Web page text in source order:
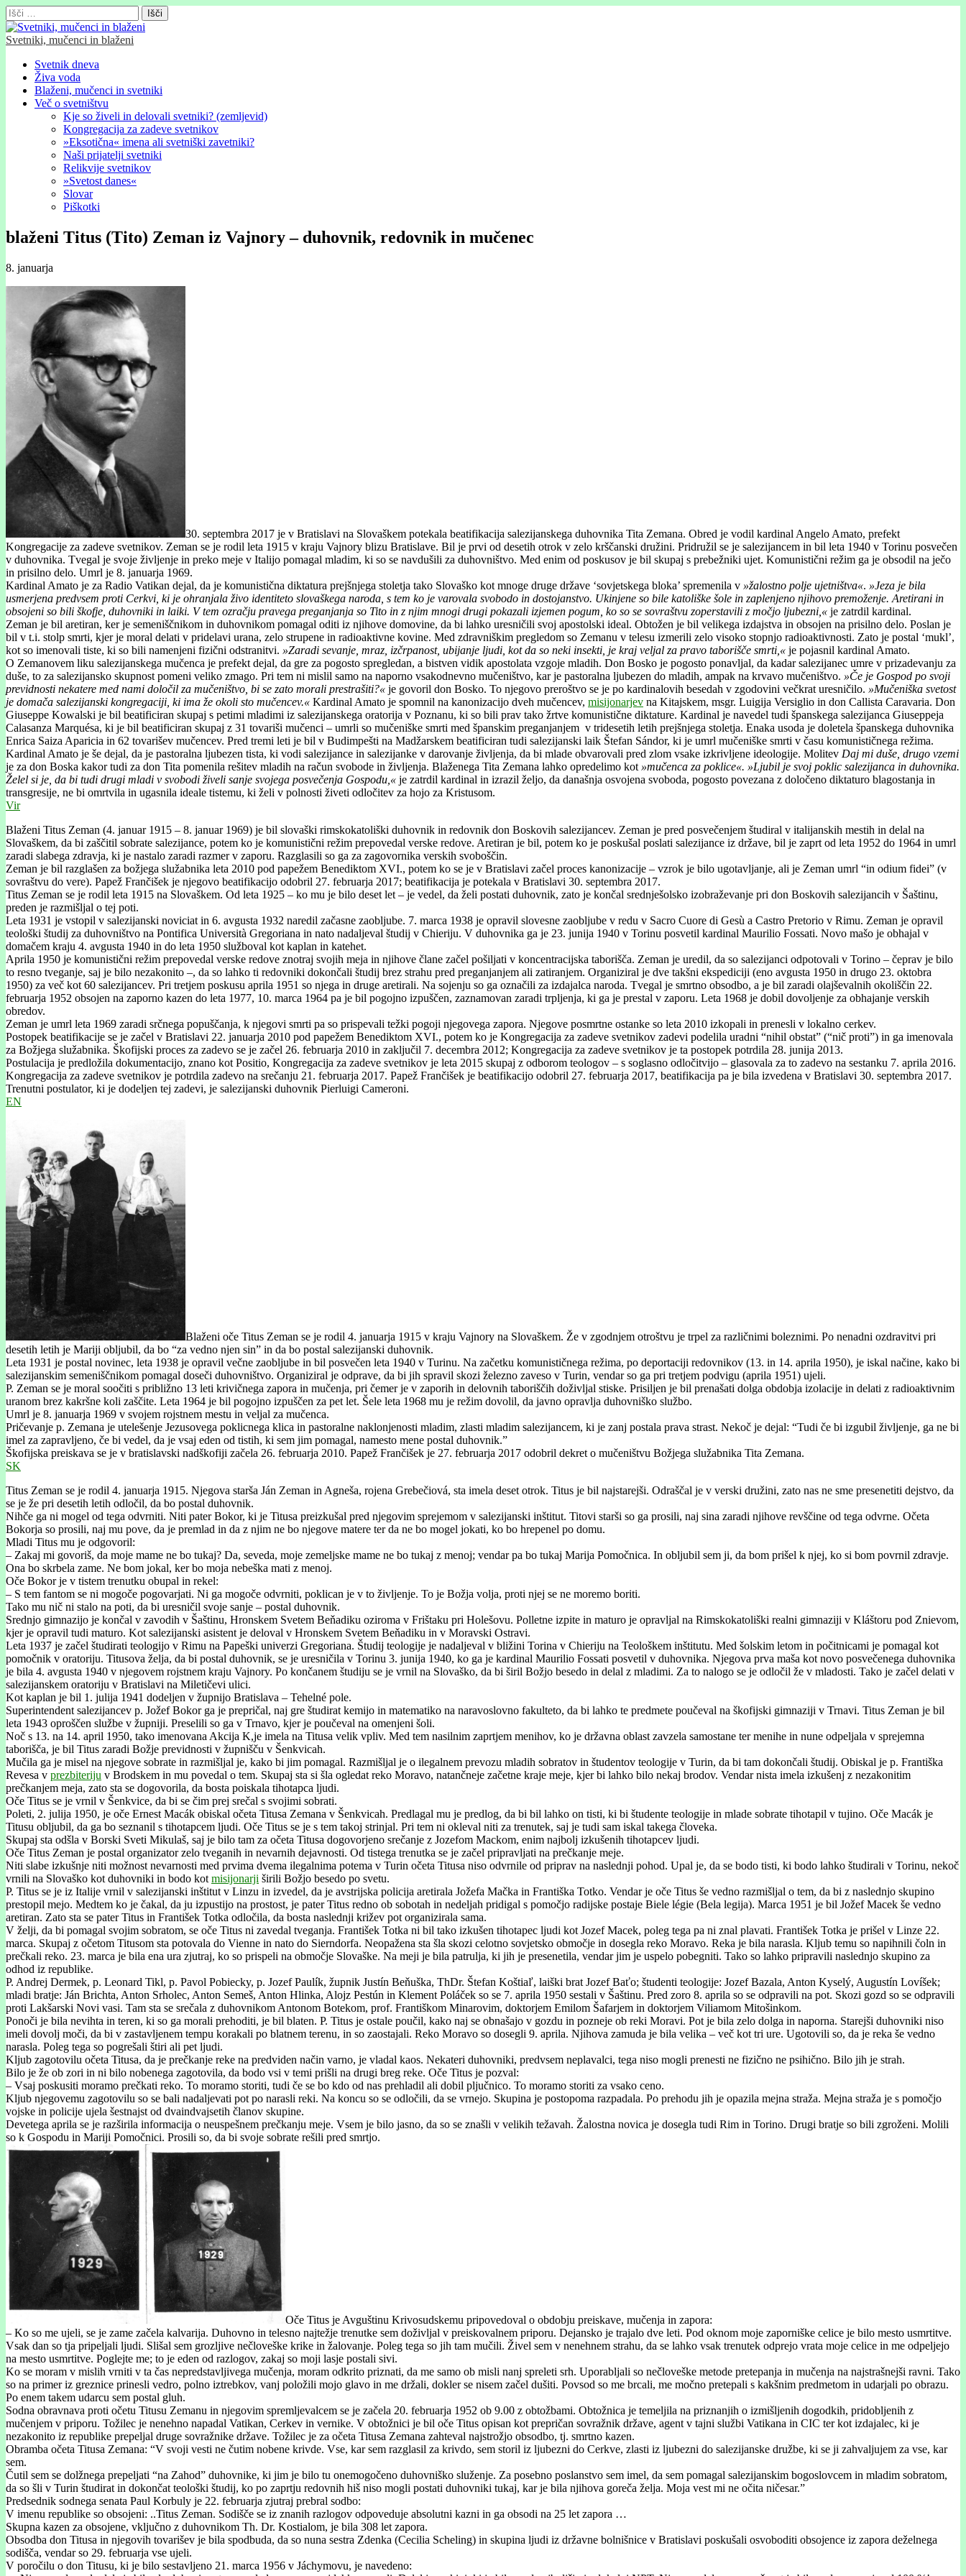
Išči:
Svetniki, mučenci in blaženi
Glavni
meni
Skip
content
Svetnik dneva
Živa voda
Blaženi, mučenci in svetniki
Več o svetništvu
Kje so živeli in delovali svetniki? (zemljevid)
Kongregacija za zadeve svetnikov
»Eksotična« imena ali svetniški zavetniki?
Naši prijatelji svetniki
Relikvije svetnikov
»Svetost danes«
Slovar
Piškotki
blaženi Titus (Tito) Zeman iz Vajnory – duhovnik, redovnik in mučenec
8. januarja
30. septembra 2017 je v Bratislavi na Slovaškem potekala beatifikacija salezijanskega duhovnika Tita Zemana. Obred je vodil kardinal Angelo Amato, prefekt
Kongregacije za zadeve svetnikov. Zeman se je rodil leta 1915 v kraju Vajnory blizu Bratislave. Bil je prvi od desetih otrok v zelo krščanski družini. Pridružil se je salezijancem in bil leta 1940 v Torinu posvečen
v duhovnika. Tvegal je svoje življenje in preko meje v Italijo pomagal mladim, ki so se navdušili za duhovništvo. Med enim od poskusov je bil skupaj s prebežniki ujet. Komunistični režim ga je obsodil na ječo
in prisilno delo. Umrl je 8. januarja 1969.
Kardinal Amato je za Radio Vatikan dejal, da je komunistična diktatura prejšnjega stoletja tako Slovaško kot mnoge druge države ‘sovjetskega bloka’ spremenila v »žalostno polje ujetništva«. »Jeza je bila
usmerjena predvsem proti Cerkvi, ki je ohranjala živo identiteto slovaškega naroda, s tem ko je varovala svobodo in dostojanstvo. Ukinjene so bile katoliške šole in zaplenjeno njihovo premoženje. Aretirani in
obsojeni so bili škofje, duhovniki in laiki. V tem ozračju pravega preganjanja so Tito in z njim mnogi drugi pokazali izjemen pogum, ko so se sovraštvu zoperstavili z močjo ljubezni,« je zatrdil kardinal.
Zeman je bil aretiran, ker je semeniščnikom in duhovnikom pomagal oditi iz njihove domovine, da bi lahko uresničili svoj apostolski ideal. Obtožen je bil velikega izdajstva in obsojen na prisilno delo. Poslan je
bil v t.i. stolp smrti, kjer je moral delati v pridelavi urana, zelo strupene in radioaktivne kovine. Med zdravniškim pregledom so Zemanu v telesu izmerili zelo visoko stopnjo radioaktivnosti. Zato je postal ‘mukl’,
kot so imenovali tiste, ki so bili namenjeni fizični odstranitvi. »Zaradi sevanje, mraz, izčrpanost, ubijanje ljudi, kot da so neki insekti, je kraj veljal za pravo taborišče smrti,« je pojasnil kardinal Amato.
O Zemanovem liku salezijanskega mučenca je prefekt dejal, da gre za pogosto spregledan, a bistven vidik apostolata vzgoje mladih. Don Bosko je pogosto ponavljal, da kadar salezijanec umre v prizadevanju za
duše, to za salezijansko skupnost pomeni veliko zmago. Pri tem ni mislil samo na naporno vsakodnevno mučeništvo, kar je pastoralna ljubezen do mladih, ampak na krvavo mučeništvo. »Če je Gospod po svoji
previdnosti nekatere med nami določil za mučeništvo, bi se zato morali prestrašiti?« je govoril don Bosko. To njegovo preroštvo se je po kardinalovih besedah v zgodovini večkrat uresničilo. »Mučeniška svetost
je domača salezijanski kongregaciji, ki ima že okoli sto mučencev.« Kardinal Amato je spomnil na kanonizacijo dveh mučencev, misijonarjev na Kitajskem, msgr. Luigija Versiglio in don Callista Caravaria. Don
Giuseppe Kowalski je bil beatificiran skupaj s petimi mladimi iz salezijanskega oratorija v Poznanu, ki so bili prav tako žrtve komunistične diktature. Kardinal je navedel tudi španskega salezijanca Giuseppeja
Calasanza Marquésa, ki je bil beatificiran skupaj z 31 tovariši mučenci – umrli so mučeniške smrti med španskim preganjanjem v tridesetih letih prejšnjega stoletja. Enaka usoda je doletela španskega duhovnika
Enrica Saiza Aparicia in 62 tovarišev mučencev. Pred tremi leti je bil v Budimpešti na Madžarskem beatificiran tudi salezijanski laik Štefan Sándor, ki je umrl mučeniške smrti v času komunističnega režima.
Kardinal Amato je še dejal, da je pastoralna ljubezen tista, ki vodi salezijance in salezijanke v darovanje življenja, da bi mlade obvarovali pred zlom vsake izkrivljene ideologije. Molitev Daj mi duše, drugo vzemi
je za don Boska kakor tudi za don Tita pomenila rešitev mladih na račun svobode in življenja. Blaženega Tita Zemana lahko opredelimo kot »mučenca za poklice«. »Ljubil je svoj poklic salezijanca in duhovnika.
Želel si je, da bi tudi drugi mladi v svobodi živeli sanje svojega posvečenja Gospodu,« je zatrdil kardinal in izrazil željo, da današnja osvojena svoboda, pogosto povezana z določeno diktaturo blagostanja in
transgresije, ne bi omrtvila in ugasnila ideale tistemu, ki želi v polnosti živeti odločitev za hojo za Kristusom.
Vir
Blaženi Titus Zeman (4. januar 1915 – 8. januar 1969) je bil slovaški rimskokatoliški duhovnik in redovnik don Boskovih salezijancev. Zeman je pred posvečenjem študiral v italijanskih mestih in delal na
Slovaškem, da bi zaščitil sobrate salezijance, potem ko je komunistični režim prepovedal verske redove. Aretiran je bil, potem ko je poskušal poslati salezijance iz države, bil je zaprt od leta 1952 do 1964 in umrl
zaradi slabega zdravja, ki je nastalo zaradi razmer v zaporu. Razglasili so ga za zagovornika verskih svoboščin.
Zeman je bil razglašen za božjega služabnika leta 2010 pod papežem Benediktom XVI., potem ko se je v Bratislavi začel proces kanonizacije – vzrok je bilo ugotavljanje, ali je Zeman umrl “in odium fidei” (v
sovraštvu do vere). Papež Frančišek je njegovo beatifikacijo odobril 27. februarja 2017; beatifikacija je potekala v Bratislavi 30. septembra 2017.
Titus Zeman se je rodil leta 1915 na Slovaškem. Od leta 1925 – ko mu je bilo deset let – je vedel, da želi postati duhovnik, zato je končal srednješolsko izobraževanje pri don Boskovih salezijancih v Šaštinu,
preden je razmišljal o tej poti.
Leta 1931 je vstopil v salezijanski noviciat in 6. avgusta 1932 naredil začasne zaobljube. 7. marca 1938 je opravil slovesne zaobljube v redu v Sacro Cuore di Gesù a Castro Pretorio v Rimu. Zeman je opravil
teološki študij za duhovništvo na Pontifica Università Gregoriana in nato nadaljeval študij v Chieriju. V duhovnika ga je 23. junija 1940 v Torinu posvetil kardinal Maurilio Fossati. Novo mašo je obhajal v
domačem kraju 4. avgusta 1940 in do leta 1950 služboval kot kaplan in katehet.
Aprila 1950 je komunistični režim prepovedal verske redove znotraj svojih meja in njihove člane začel pošiljati v koncentracijska taborišča. Zeman je uredil, da so salezijanci odpotovali v Torino – čeprav je bilo
to resno tveganje, saj je bilo nezakonito –, da so lahko ti redovniki dokončali študij brez strahu pred preganjanjem ali zatiranjem. Organiziral je dve takšni ekspediciji (eno avgusta 1950 in drugo 23. oktobra
1950) za več kot 60 salezijancev. Pri tretjem poskusu aprila 1951 so njega in druge aretirali. Na sojenju so ga označili za izdajalca naroda. Tvegal je smrtno obsodbo, a je bil zaradi olajševalnih okoliščin 22.
februarja 1952 obsojen na zaporno kazen do leta 1977, 10. marca 1964 pa je bil pogojno izpuščen, zaznamovan zaradi trpljenja, ki ga je prestal v zaporu. Leta 1968 je dobil dovoljenje za obhajanje verskih
obredov.
Zeman je umrl leta 1969 zaradi srčnega popuščanja, k njegovi smrti pa so prispevali težki pogoji njegovega zapora. Njegove posmrtne ostanke so leta 2010 izkopali in prenesli v lokalno cerkev.
Postopek beatifikacije se je začel v Bratislavi 22. januarja 2010 pod papežem Benediktom XVI., potem ko je Kongregacija za zadeve svetnikov zadevi podelila uradni “nihil obstat” (“nič proti”) in ga imenovala
za Božjega služabnika. Škofijski proces za zadevo se je začel 26. februarja 2010 in zaključil 7. decembra 2012; Kongregacija za zadeve svetnikov je ta postopek potrdila 28. junija 2013.
Postulacija je predložila dokumentacijo, znano kot Positio, Kongregacija za zadeve svetnikov je leta 2015 skupaj z odborom teologov – s soglasno odločitvijo – glasovala za to zadevo na sestanku 7. aprila 2016.
Kongregacija za zadeve svetnikov je potrdila zadevo na srečanju 21. februarja 2017. Papež Frančišek je beatifikacijo odobril 27. februarja 2017, beatifikacija pa je bila izvedena v Bratislavi 30. septembra 2017.
Trenutni postulator, ki je dodeljen tej zadevi, je salezijanski duhovnik Pierluigi Cameroni.
EN
Blaženi oče Titus Zeman se je rodil 4. januarja 1915 v kraju Vajnory na Slovaškem. Že v zgodnjem otroštvu je trpel za različnimi boleznimi. Po nenadni ozdravitvi pri
desetih letih je Mariji obljubil, da bo “za vedno njen sin” in da bo postal salezijanski duhovnik.
Leta 1931 je postal novinec, leta 1938 je opravil večne zaobljube in bil posvečen leta 1940 v Turinu. Na začetku komunističnega režima, po deportaciji redovnikov (13. in 14. aprila 1950), je iskal načine, kako bi
salezijanskim semeniščnikom pomagal doseči duhovništvo. Organiziral je odprave, da bi jih spravil skozi železno zaveso v Turin, vendar so ga pri tretjem podvigu (aprila 1951) ujeli.
P. Zeman se je moral soočiti s približno 13 leti krivičnega zapora in mučenja, pri čemer je v zaporih in delovnih taboriščih doživljal stiske. Prisiljen je bil prenašati dolga obdobja izolacije in delati z radioaktivnim
uranom brez kakršne koli zaščite. Leta 1964 je bil pogojno izpuščen za pet let. Šele leta 1968 mu je režim dovolil, da javno opravlja duhovniško službo.
Umrl je 8. januarja 1969 v svojem rojstnem mestu in veljal za mučenca.
Pričevanje p. Zemana je utelešenje Jezusovega poklicnega klica in pastoralne naklonjenosti mladim, zlasti mladim salezijancem, ki je zanj postala prava strast. Nekoč je dejal: “Tudi če bi izgubil življenje, ga ne bi
imel za zapravljeno, če bi vedel, da je vsaj eden od tistih, ki sem jim pomagal, namesto mene postal duhovnik.”
Škofijska preiskava se je v bratislavski nadškofiji začela 26. februarja 2010. Papež Frančišek je 27. februarja 2017 odobril dekret o mučeništvu Božjega služabnika Tita Zemana.
SK
Titus Zeman se je rodil 4. januarja 1915. Njegova starša Ján Zeman in Agneša, rojena Grebečiová, sta imela deset otrok. Titus je bil najstarejši. Odraščal je v verski družini, zato nas ne sme presenetiti dejstvo, da
se je že pri desetih letih odločil, da bo postal duhovnik.
Nihče ga ni mogel od tega odvrniti. Niti pater Bokor, ki je Titusa preizkušal pred njegovim sprejemom v salezijanski inštitut. Titovi starši so ga prosili, naj sina zaradi njihove revščine od tega odvrne. Očeta
Bokorja so prosili, naj mu pove, da je premlad in da z njim ne bo njegove matere ter da ne bo mogel jokati, ko bo hrepenel po domu.
Mladi Titus mu je odgovoril:
– Zakaj mi govoriš, da moje mame ne bo tukaj? Da, seveda, moje zemeljske mame ne bo tukaj z menoj; vendar pa bo tukaj Marija Pomočnica. In obljubil sem ji, da bom prišel k njej, ko si bom povrnil zdravje.
Ona bo skrbela zame. Ne bom jokal, ker bo moja nebeška mati z menoj.
Oče Bokor je v tistem trenutku obupal in rekel:
– S tem fantom se ni mogoče pogovarjati. Ni ga mogoče odvrniti, poklican je v to življenje. To je Božja volja, proti njej se ne moremo boriti.
Tako mu nič ni stalo na poti, da bi uresničil svoje sanje – postal duhovnik.
Srednjo gimnazijo je končal v zavodih v Šaštinu, Hronskem Svetem Beňadiku oziroma v Frištaku pri Holešovu. Polletne izpite in maturo je opravljal na Rimskokatoliški realni gimnaziji v Kláštoru pod Znievom,
kjer je opravil tudi maturo. Kot salezijanski asistent je deloval v Hronskem Svetem Beňadiku in v Moravski Ostravi.
Leta 1937 je začel študirati teologijo v Rimu na Papeški univerzi Gregoriana. Študij teologije je nadaljeval v bližini Torina v Chieriju na Teološkem inštitutu. Med šolskim letom in počitnicami je pomagal kot
pomočnik v oratoriju. Titusova želja, da bi postal duhovnik, se je uresničila v Torinu 3. junija 1940, ko ga je kardinal Maurilio Fossati posvetil v duhovnika. Njegova prva maša kot novo posvečenega duhovnika
je bila 4. avgusta 1940 v njegovem rojstnem kraju Vajnory. Po končanem študiju se je vrnil na Slovaško, da bi širil Božjo besedo in delal z mladimi. Za to nalogo se je odločil že v mladosti. Tako je začel delati v
salezijanskem oratoriju v Bratislavi na Miletičevi ulici.
Kot kaplan je bil 1. julija 1941 dodeljen v župnijo Bratislava – Tehelné pole.
Superintendent salezijancev p. Jožef Bokor ga je prepričal, naj gre študirat kemijo in matematiko na naravoslovno fakulteto, da bi lahko te predmete poučeval na škofijski gimnaziji v Trnavi. Titus Zeman je bil
leta 1943 oproščen službe v župniji. Preselili so ga v Trnavo, kjer je poučeval na omenjeni šoli.
Noč s 13. na 14. april 1950, tako imenovana Akcija K,je imela na Titusa velik vpliv. Med tem nasilnim zaprtjem menihov, ko je državna oblast zavzela samostane ter menihe in nune odpeljala v sprejemna
taborišča, je bil Titus zaradi Božje previdnosti v župnišču v Šenkvicah.
Mučila ga je misel na njegove sobrate in razmišljal je, kako bi jim pomagal. Razmišljal je o ilegalnem prevozu mladih sobratov in študentov teologije v Turin, da bi tam dokončali študij. Obiskal je p. Františka
Revesa v prezbiteriju v Brodskem in mu povedal o tem. Skupaj sta si šla ogledat reko Moravo, natančneje začetne kraje meje, kjer bi lahko bilo nekaj brodov. Vendar nista imela izkušenj z nezakonitim
prečkanjem meja, zato sta se dogovorila, da bosta poiskala tihotapca ljudi.
Oče Titus se je vrnil v Šenkvice, da bi se čim prej srečal s svojimi sobrati.
Poleti, 2. julija 1950, je oče Ernest Macák obiskal očeta Titusa Zemana v Šenkvicah. Predlagal mu je predlog, da bi bil lahko on tisti, ki bi študente teologije in mlade sobrate tihotapil v tujino. Oče Macák je
Titusu obljubil, da ga bo seznanil s tihotapcem ljudi. Oče Titus se je s tem takoj strinjal. Pri tem ni okleval niti za trenutek, saj je tudi sam iskal takega človeka.
Skupaj sta odšla v Borski Sveti Mikulaš, saj je bilo tam za očeta Titusa dogovorjeno srečanje z Jozefom Mackom, enim najbolj izkušenih tihotapcev ljudi.
Oče Titus Zeman je postal organizator zelo tveganih in nevarnih dejavnosti. Od tistega trenutka se je začel pripravljati na prečkanje meje.
Niti slabe izkušnje niti možnost nevarnosti med prvima dvema ilegalnima potema v Turin očeta Titusa niso odvrnile od priprav na naslednji pohod. Upal je, da se bodo tisti, ki bodo lahko študirali v Torinu, nekoč
vrnili na Slovaško kot duhovniki in bodo kot misijonarji širili Božjo besedo po svetu.
P. Titus se je iz Italije vrnil v salezijanski inštitut v Linzu in izvedel, da je avstrijska policija aretirala Jožefa Mačka in Františka Totko. Vendar je oče Titus še vedno razmišljal o tem, da bi z naslednjo skupino
prestopil mejo. Medtem ko je čakal, da ju izpustijo na prostost, je pater Titus redno ob sobotah in nedeljah pridigal s pomočjo radijske postaje Biele légie (Bela legija). Marca 1951 je bil Jožef Macek še vedno
aretiran. Zato sta se pater Titus in František Totka odločila, da bosta naslednji križev pot organizirala sama.
V želji, da bi pomagal svojim sobratom, se oče Titus ni zavedal tveganja. František Totka ni bil tako izkušen tihotapec ljudi kot Jozef Macek, poleg tega pa ni znal plavati. František Totka je prišel v Linze 22.
marca. Skupaj z očetom Titusom sta potovala do Vienne in nato do Sierndorfa. Neopažena sta šla skozi celotno sovjetsko območje in dosegla reko Moravo. Reka je bila narasla. Kljub temu so napihnili čoln in
prečkali reko. 23. marca je bila ena ura zjutraj, ko so prispeli na območje Slovaške. Na meji je bila patrulja, ki jih je presenetila, vendar jim je uspelo pobegniti. Tako so lahko pripravili naslednjo skupino za
odhod iz republike.
P. Andrej Dermek, p. Leonard Tikl, p. Pavol Pobiecky, p. Jozef Paulík, župnik Justín Beňuška, ThDr. Štefan Koštiaľ, laiški brat Jozef Baťo; študenti teologije: Jozef Bazala, Anton Kyselý, Augustín Lovíšek;
mladi bratje: Ján Brichta, Anton Srholec, Anton Semeš, Anton Hlinka, Alojz Pestún in Klement Poláček so se 7. aprila 1950 sestali v Šaštinu. Pred zoro 8. aprila so se odpravili na pot. Skozi gozd so se odpravili
proti Lakšarski Novi vasi. Tam sta se srečala z duhovnikom Antonom Botekom, prof. Františkom Minarovim, doktorjem Emilom Šafarjem in doktorjem Viliamom Mitošinkom.
Ponoči je bila nevihta in teren, ki so ga morali prehoditi, je bil blaten. P. Titus je ostale poučil, kako naj se obnašajo v gozdu in pozneje ob reki Moravi. Pot je bila zelo dolga in naporna. Starejši duhovniki niso
imeli dovolj moči, da bi v zastavljenem tempu korakali po blatnem terenu, in so zaostajali. Reko Moravo so dosegli 9. aprila. Njihova zamuda je bila velika – več kot tri ure. Ugotovili so, da je reka še vedno
narasla. Poleg tega so pogrešali štiri ali pet ljudi.
Kljub zagotovilu očeta Titusa, da je prečkanje reke na predviden način varno, je vladal kaos. Nekateri duhovniki, predvsem neplavalci, tega niso mogli prenesti ne fizično ne psihično. Bilo jih je strah.
Bilo je že ob zori in ni bilo nobenega zagotovila, da bodo vsi v temi prišli na drugi breg reke. Oče Titus je pozval:
– Vsaj poskusiti moramo prečkati reko. To moramo storiti, tudi če se bo kdo od nas prehladil ali dobil pljučnico. To moramo storiti za vsako ceno.
Kljub njegovemu zagotovilu so se bali nadaljevati pot po narasli reki. Na koncu so se odločili, da se vrnejo. Skupina je postopoma razpadala. Po prehodu jih je opazila mejna straža. Mejna straža je s pomočjo
vojske in policije ujela šestnajst od dvaindvajsetih članov skupine.
Devetega aprila se je razširila informacija o neuspešnem prečkanju meje. Vsem je bilo jasno, da so se znašli v velikih težavah. Žalostna novica je dosegla tudi Rim in Torino. Drugi bratje so bili zgroženi. Molili
so k Gospodu in Mariji Pomočnici. Prosili so, da bi svoje sobrate rešili pred smrtjo.
Oče Titus je Avguštinu Krivosudskemu pripovedoval o obdobju preiskave, mučenja in zapora:
– Ko so me ujeli, se je zame začela kalvarija. Duhovno in telesno najtežje trenutke sem doživljal v preiskovalnem priporu. Dejansko je trajalo dve leti. Pod oknom moje zaporniške celice je bilo mesto usmrtitve.
Vsak dan so tja pripeljali ljudi. Slišal sem grozljive nečloveške krike in žalovanje. Poleg tega so jih tam mučili. Živel sem v nenehnem strahu, da se lahko vsak trenutek odprejo vrata moje celice in me odpeljejo
na mesto usmrtitve. Poglejte me; to je eden od razlogov, zakaj so moji lasje postali sivi.
Ko se moram v mislih vrniti v ta čas nepredstavljivega mučenja, moram odkrito priznati, da me samo ob misli nanj spreleti srh. Uporabljali so nečloveške metode pretepanja in mučenja na najstrašnejši ravni. Tako
so na primer iz greznice prinesli vedro, polno iztrebkov, vanj položili mojo glavo in me držali, dokler se nisem začel dušiti. Povsod so me brcali, me močno pretepali s kakšnim predmetom in udarjali po obrazu.
Po enem takem udarcu sem postal gluh.
Sodna obravnava proti očetu Titusu Zemanu in njegovim spremljevalcem se je začela 20. februarja 1952 ob 9.00 z obtožbami. Obtožnica je temeljila na priznanjih o izmišljenih dogodkih, pridobljenih z
mučenjem v priporu. Tožilec je nenehno napadal Vatikan, Cerkev in vernike. V obtožnici je bil oče Titus opisan kot prepričan sovražnik države, agent v tajni službi Vatikana in CIC ter kot izdajalec, ki je
nezakonito iz republike prepeljal druge sovražnike države. Tožilec je za očeta Titusa Zemana zahteval najstrožjo obsodbo, tj. smrtno kazen.
Obramba očeta Titusa Zemana: “V svoji vesti ne čutim nobene krivde. Vse, kar sem razglasil za krivdo, sem storil iz ljubezni do Cerkve, zlasti iz ljubezni do salezijanske družbe, ki se ji zahvaljujem za vse, kar
sem.
Čutil sem se dolžnega prepeljati “na Zahod” duhovnike, ki jim je bilo tu onemogočeno duhovniško služenje. Za posebno poslanstvo sem imel, da sem pomagal salezijanskim bogoslovcem in mladim sobratom,
da so šli v Turin študirat in dokončat teološki študij, ko po zaprtju redovnih hiš niso mogli postati duhovniki tukaj, kar je bila njihova goreča želja. Moja vest mi ne očita ničesar.”
Predsednik sodnega senata Paul Korbuly je 22. februarja zjutraj prebral sodbo:
V imenu republike so obsojeni: ..Titus Zeman. Sodišče se iz znanih razlogov odpoveduje absolutni kazni in ga obsodi na 25 let zapora …
Skupna kazen za obsojene, vključno z duhovnikom Th. Dr. Kostialom, je bila 308 let zapora.
Obsodba don Titusa in njegovih tovarišev je bila spodbuda, da so nuna sestra Zdenka (Cecilia Scheling) in skupina ljudi iz državne bolnišnice v Bratislavi poskušali osvoboditi obsojence iz zapora deželnega
sodišča, vendar so 29. februarja vse ujeli.
V poročilu o don Titusu, ki je bilo sestavljeno 21. marca 1956 v Jáchymovu, je navedeno: